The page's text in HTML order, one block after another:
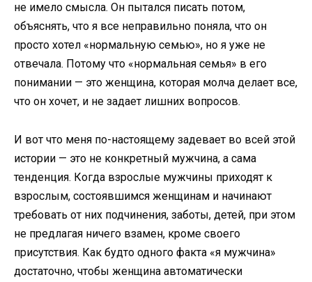
не имело смысла. Он пытался писать потом,
объяснять, что я все неправильно поняла, что он
просто хотел «нормальную семью», но я уже не
отвечала. Потому что «нормальная семья» в его
понимании — это женщина, которая молча делает все,
что он хочет, и не задает лишних вопросов.
И вот что меня по-настоящему задевает во всей этой
истории — это не конкретный мужчина, а сама
тенденция. Когда взрослые мужчины приходят к
взрослым, состоявшимся женщинам и начинают
требовать от них подчинения, заботы, детей, при этом
не предлагая ничего взамен, кроме своего
присутствия. Как будто одного факта «я мужчина»
достаточно, чтобы женщина автоматически